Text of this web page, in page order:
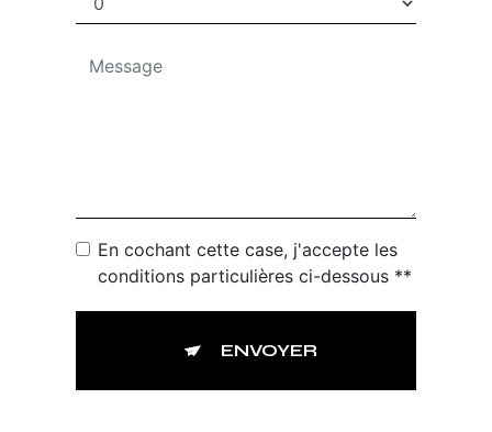
En cochant cette case, j'accepte les
conditions particulières ci-dessous **
ENVOYER